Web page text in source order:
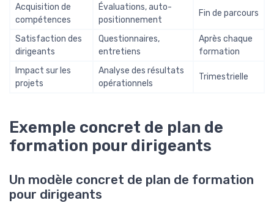
Acquisition de
compétences
Évaluations, auto-
positionnement
Fin de parcours
Satisfaction des
dirigeants
Questionnaires,
entretiens
Après chaque
formation
Impact sur les
projets
Analyse des résultats
opérationnels
Trimestrielle
Exemple concret de plan de
formation pour dirigeants
Un modèle concret de plan de formation
pour dirigeants